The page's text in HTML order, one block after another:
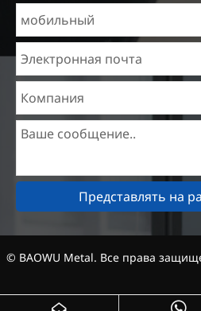
стали и знакомы с различными
электротехнической стали,
другие. Мы можем
продукцию по
гарантируя безопасность,
цену. Постепенно мы
пять специализированных
общей обрабатывающей
Представлять на
© BAOWU Metal. Все права